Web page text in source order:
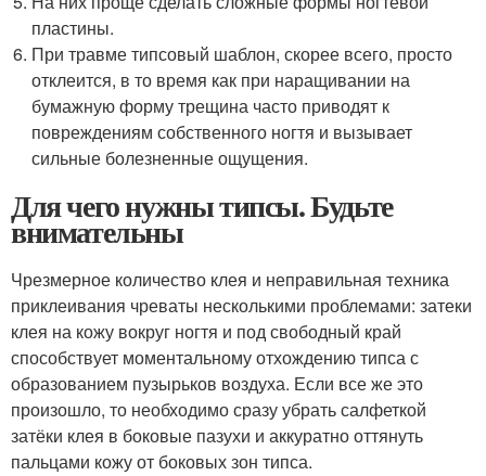
пластины.
При травме типсовый шаблон, скорее всего, просто
отклеится, в то время как при наращивании на
бумажную форму трещина часто приводят к
повреждениям собственного ногтя и вызывает
сильные болезненные ощущения.
Для чего нужны типсы. Будьте
внимательны
Чрезмерное количество клея и неправильная техника
приклеивания чреваты несколькими проблемами: затеки
клея на кожу вокруг ногтя и под свободный край
способствует моментальному отхождению типса с
образованием пузырьков воздуха. Если все же это
произошло, то необходимо сразу убрать салфеткой
затёки клея в боковые пазухи и аккуратно оттянуть
пальцами кожу от боковых зон типса.